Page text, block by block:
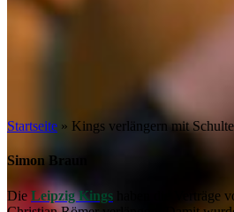
Startseite » Kings verlängern mit
Simon Braun
DieLeipzig Kings haben die Verträge